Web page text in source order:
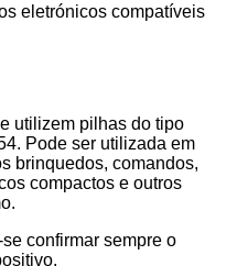
eletrónicos compatíveis
utilizem pilhas do tipo
Pode ser utilizada em
brinquedos, comandos,
compactos e outros
confirmar sempre o